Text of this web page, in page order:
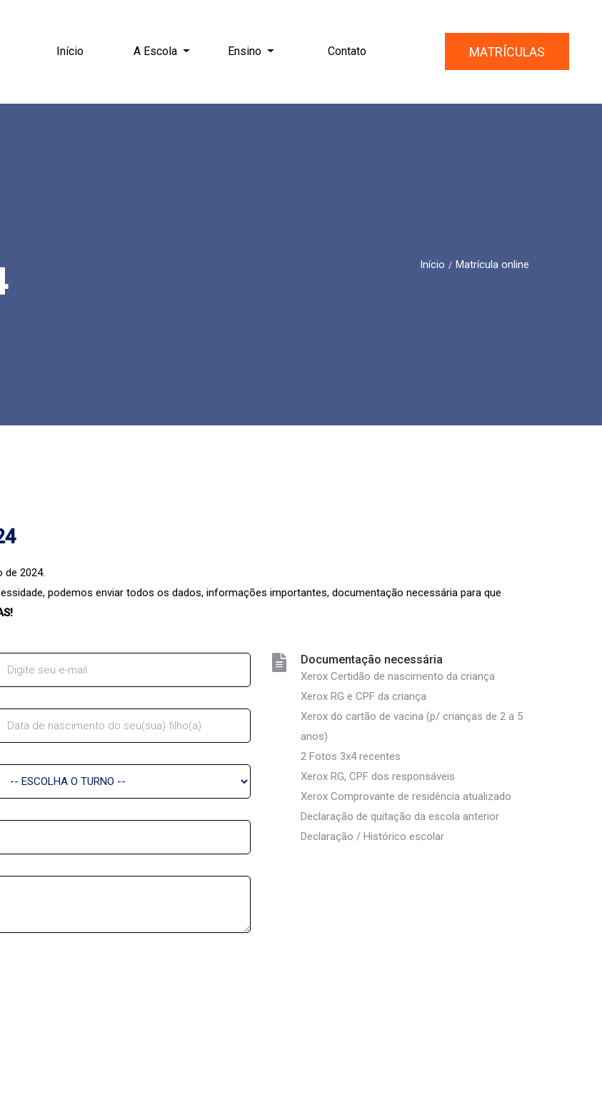
Início A Escola Ensino Contato MATRÍCULAS
Início / Matrícula online
de 2024.
podemos enviar todos os dados, informações importantes, documentação necessária para que
Documentação necessária
Xerox Certidão de nascimento da criança
Xerox RG e CPF da criança
Xerox do cartão de vacina (p/ crianças de 2 a 5
anos)
2 Fotos 3x4 recentes
Xerox RG, CPF dos responsáveis
Xerox Comprovante de residência atualizado
Declaração de quitação da escola anterior
Declaração / Histórico escolar